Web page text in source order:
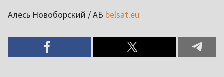
Алесь Новоборский / АБ belsat.eu